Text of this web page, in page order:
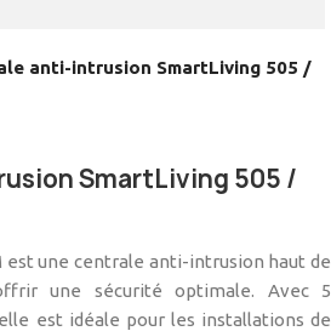
anti-intrusion SmartLiving 505 /
SmartLiving 505 /
est une centrale anti-intrusion haut de
une sécurité optimale. Avec 5
est idéale pour les installations de